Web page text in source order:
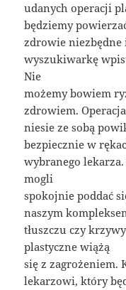
udanych operacji
będziemy
zdrowie
wyszukiwarkę
Nie
możemy bowiem
zdrowiem.
niesie ze sobą
bezpiecznie w
wybranego
mogli
spokojnie poddać
naszym
tłuszczu czy
plastyczne wiążą
się z zagrożeniem.
lekarzowi, który